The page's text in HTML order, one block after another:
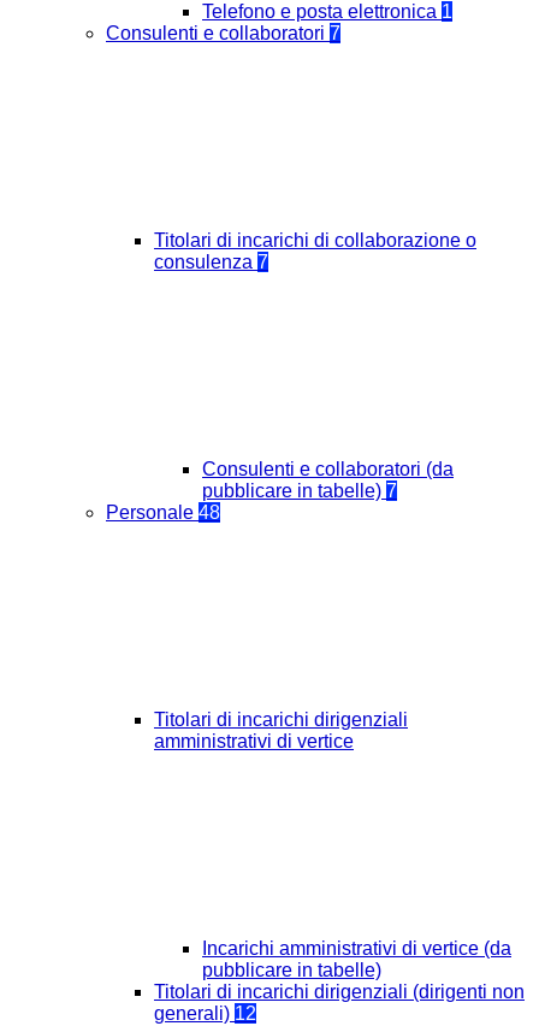
Telefono e posta elettronica 1
Consulenti e collaboratori 7
Titolari di incarichi di collaborazione o
consulenza 7
Consulenti e collaboratori (da
pubblicare in tabelle) 7
Personale 48
Titolari di incarichi dirigenziali
amministrativi di vertice
Incarichi amministrativi di vertice (da
pubblicare in tabelle)
Titolari di incarichi dirigenziali (dirigenti non
generali) 12